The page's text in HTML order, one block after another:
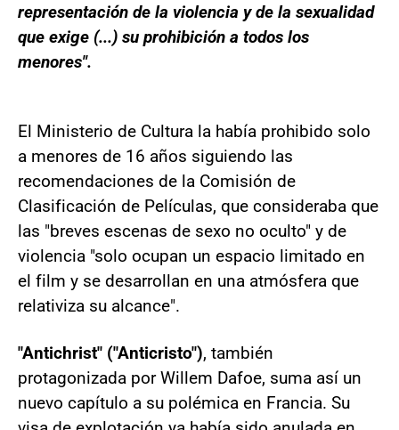
representación de la violencia y de la sexualidad
que exige (...) su prohibición a todos los
menores".
El Ministerio de Cultura la había prohibido solo
a menores de 16 años siguiendo las
recomendaciones de la Comisión de
Clasificación de Películas, que consideraba que
las "breves escenas de sexo no oculto" y de
violencia "solo ocupan un espacio limitado en
el film y se desarrollan en una atmósfera que
relativiza su alcance".
"Antichrist" ("Anticristo"), también
protagonizada por Willem Dafoe, suma así un
nuevo capítulo a su polémica en Francia. Su